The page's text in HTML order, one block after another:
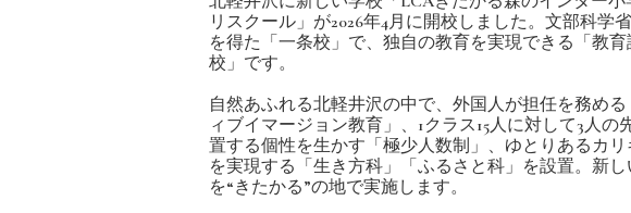
リスクール」が2026年4月に開校しました。文部科学
を得た「一条校」で、独自の教育を実現できる「教
校」です。
自然あふれる北軽井沢の中で、外国人が担任を務め
ィブイマージョン教育」、1クラス15人に対して3人の
置する個性を生かす「極少人数制」、ゆとりあるカリ
を実現する「生き方科」「ふるさと科」を設置。新
を“きたかる”の地で実施します。